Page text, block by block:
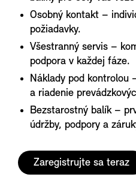
Osobný kontakt –
požiadavky.
Všestranný servis –
podpora v každej fáze.
Náklady pod kontrolou
a riadenie
Bezstarostný balík –
údržby, podpory a
Zaregistrujte sa teraz